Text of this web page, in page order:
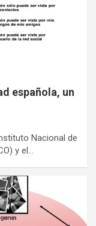
española, un
Nacional de
y el…